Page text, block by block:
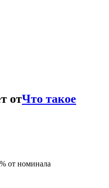
отЧто такое
% от номинала